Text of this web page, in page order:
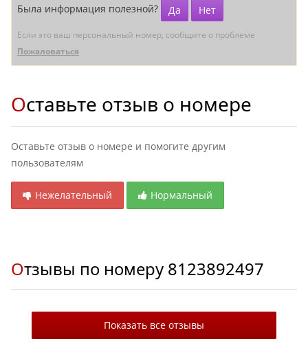
Была информация полезной?
Да Нет
Если это ваш персональный номер, сообщите о проблеме
Пожаловаться
Оставьте отзыв о номере
Оставьте отзыв о номере и помогите другим
пользователям
Нежелательный Нормальный
Отзывы по номеру 8123892497
Показать все отзывы